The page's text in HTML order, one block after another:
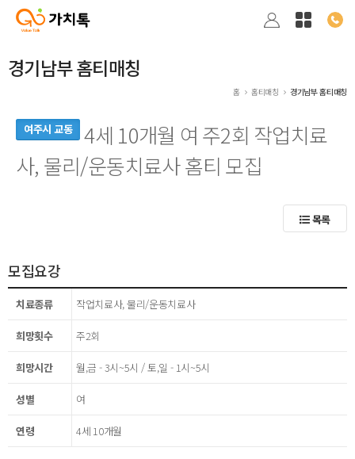
경기남부 홈티매칭
홈 홈티매칭 경기남부 홈티매칭
여주시 교동
4세 10개월 여 주2회 작업치료
사, 물리/운동치료사 홈티 모집
목록
모집요강
치료종류 작업치료사, 물리/운동치료사
희망횟수 주2회
희망시간 월,금 - 3시~5시 / 토,일 - 1시~5시
성별 여
연령 4세 10개월